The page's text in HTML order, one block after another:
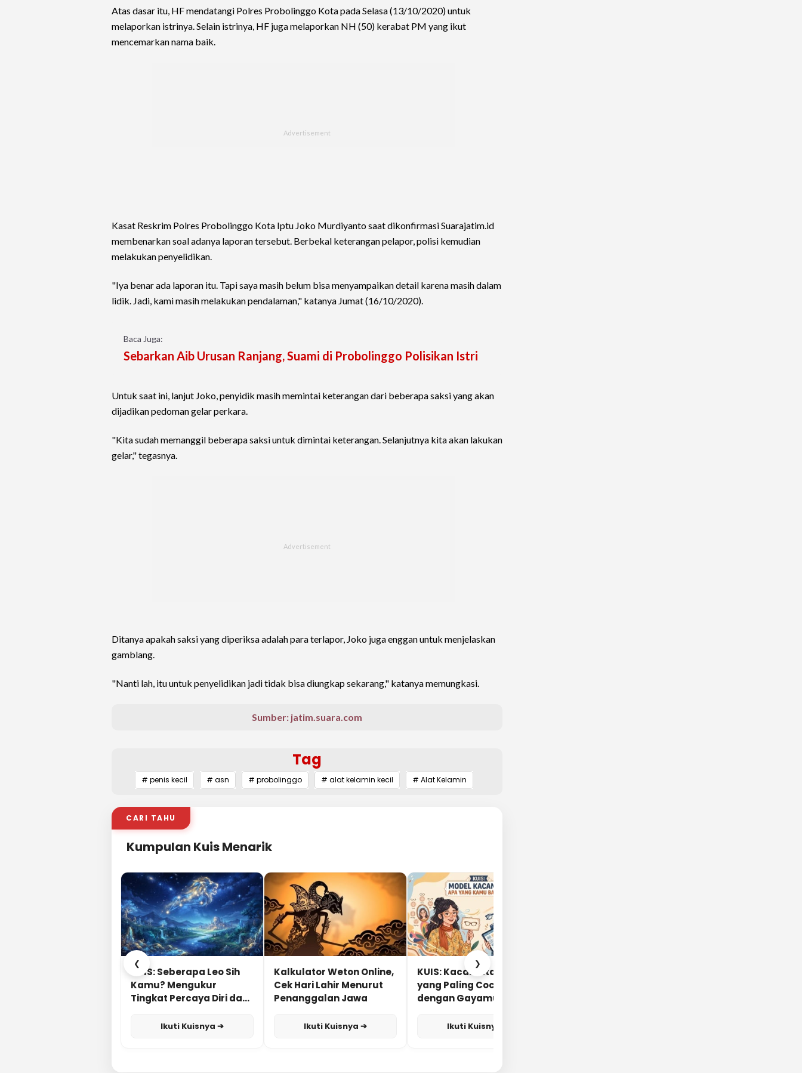
Atas dasar itu, HF mendatangi Polres Probolinggo Kota pada Selasa (13/10/2020) untuk
melaporkan istrinya. Selain istrinya, HF juga melaporkan NH (50) kerabat PM yang ikut
mencemarkan nama baik.
Kasat Reskrim Polres Probolinggo Kota Iptu Joko Murdiyanto saat dikonfirmasi Suarajatim.id
membenarkan soal adanya laporan tersebut. Berbekal keterangan pelapor, polisi kemudian
melakukan penyelidikan.
"Iya benar ada laporan itu. Tapi saya masih belum bisa menyampaikan detail karena masih dalam
lidik. Jadi, kami masih melakukan pendalaman," katanya Jumat (16/10/2020).
Baca Juga:
Sebarkan Aib Urusan Ranjang, Suami di Probolinggo Polisikan Istri
Untuk saat ini, lanjut Joko, penyidik masih memintai keterangan dari beberapa saksi yang akan
dijadikan pedoman gelar perkara.
"Kita sudah memanggil beberapa saksi untuk dimintai keterangan. Selanjutnya kita akan lakukan
gelar," tegasnya.
Ditanya apakah saksi yang diperiksa adalah para terlapor, Joko juga enggan untuk menjelaskan
gamblang.
"Nanti lah, itu untuk penyelidikan jadi tidak bisa diungkap sekarang," katanya memungkasi.
Sumber: jatim.suara.com
Tag
# penis kecil # asn # probolinggo # alat kelamin kecil # Alat Kelamin
CARI TAHU
Kumpulan Kuis Menarik
❮
KUIS: Seberapa Leo Sih
Kamu? Mengukur
Tingkat Percaya Diri dan
Ikuti Kuisnya ➔
Kalkulator Weton Online,
Cek Hari Lahir Menurut
Penanggalan Jawa
Ikuti Kuisnya ➔
KUIS: Kacamata Apa
yang Paling Cocok
dengan Gayamu?
Ikuti Kuisnya ➔
❯